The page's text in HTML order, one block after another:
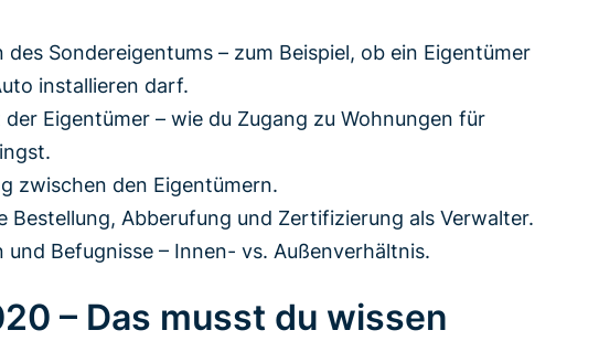
des Sondereigentums – zum Beispiel, ob ein Eigentümer
installieren darf.
Eigentümer – wie du Zugang zu Wohnungen für
zwischen den Eigentümern.
Bestellung, Abberufung und Zertifizierung als Verwalter.
und Befugnisse – Innen- vs. Außenverhältnis.
– Das musst du wissen